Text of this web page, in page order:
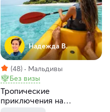
Надежда В.
(48)
Мальдивы
Без визы
Тропические
приключения на